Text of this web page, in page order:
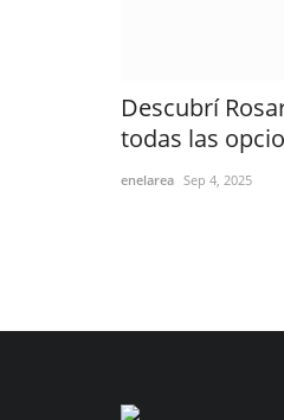
Descubrí
todas las
enelarea Sep 4, 2025